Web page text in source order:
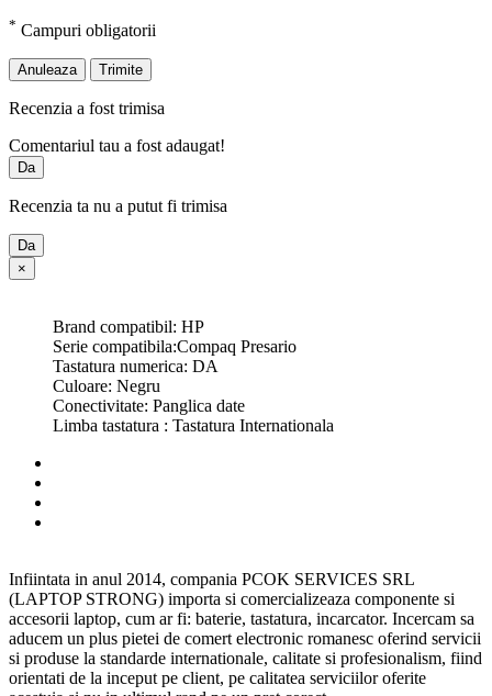
* Campuri obligatorii
Anuleaza Trimite
Recenzia a fost trimisa
Comentariul tau a fost adaugat!
Da
Recenzia ta nu a putut fi trimisa
Da
×
Brand compatibil: HP
Serie compatibila:Compaq Presario
Tastatura numerica: DA
Culoare: Negru
Conectivitate: Panglica date
Limba tastatura : Tastatura Internationala
Infiintata in anul 2014, compania PCOK SERVICES SRL
(LAPTOP STRONG) importa si comercializeaza componente si
accesorii laptop, cum ar fi: baterie, tastatura, incarcator. Incercam sa
aducem un plus pietei de comert electronic romanesc oferind servicii
si produse la standarde internationale, calitate si profesionalism, fiind
orientati de la inceput pe client, pe calitatea serviciilor oferite